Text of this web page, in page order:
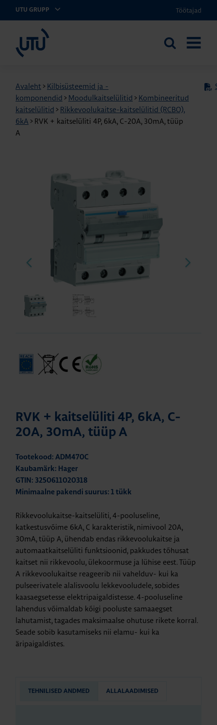
UTU GRUPP Töötajad
Otsi
Avaleht > Kilbisüsteemid ja -
komponendid > Moodulkaitselülitid > Kombineeritud
kaitselülitid > Rikkevoolukaitse-kaitselülitid (RCBO),
6kA > RVK + kaitselüliti 4P, 6kA, C-20A, 30mA, tüüp
A
RVK + kaitselüliti 4P, 6kA, C-
20A, 30mA, tüüp A
Tootekood: ADM470C
Kaubamärk: Hager
GTIN: 3250611020318
Minimaalne pakendi suurus: 1 tükk
Rikkevoolukaitse-kaitselüliti, 4-pooluseline,
katkestusvõime 6kA, C karakteristik, nimivool 20A,
30mA, tüüp A, ühendab endas rikkevoolukaitse ja
automaatkaitselüliti funktsioonid, pakkudes tõhusat
kaitset nii rikkevoolu, ülekoormuse ja lühise eest. Tüüp
A rikkevoolukaitse reageerib nii vahelduv- kui ka
pulseerivatele alalisvoolu lekkevooludele, sobides
kaasaegsetesse elektripaigaldistesse. 4-pooluseline
lahendus võimaldab kõigi pooluste samaaegset
lahutamist, tagades maksimaalse ohutuse rikete korral.
Seade sobib kasutamiseks nii elamu- kui ka
äripaigaldistes.
TEHNILISED ANDMED ALLALAADIMISED